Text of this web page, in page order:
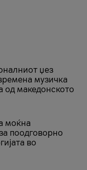
џез
музичка
од македонското
моќна
поодговорно
во